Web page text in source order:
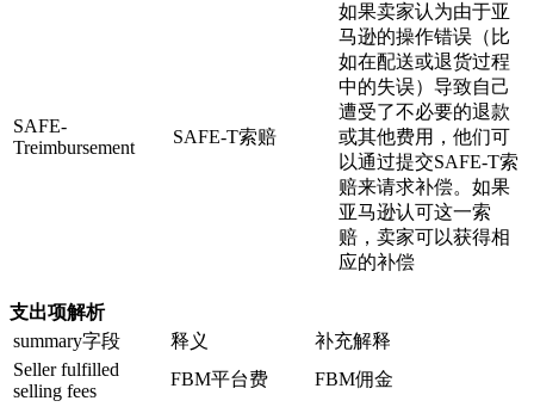
SAFE-
Treimbursement
SAFE-T索赔
如果卖家认为由于亚
马逊的操作错误（比
如在配送或退货过程
中的失误）导致自己
遭受了不必要的退款
或其他费用，他们可
以通过提交SAFE-T索
赔来请求补偿。如果
亚马逊认可这一索
赔，卖家可以获得相
应的补偿
支出项解析
summary字段
释义
补充解释
Seller fulfilled
selling fees
FBM平台费
FBM佣金